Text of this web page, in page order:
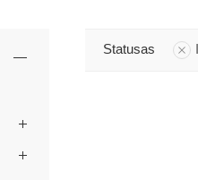
Statusas